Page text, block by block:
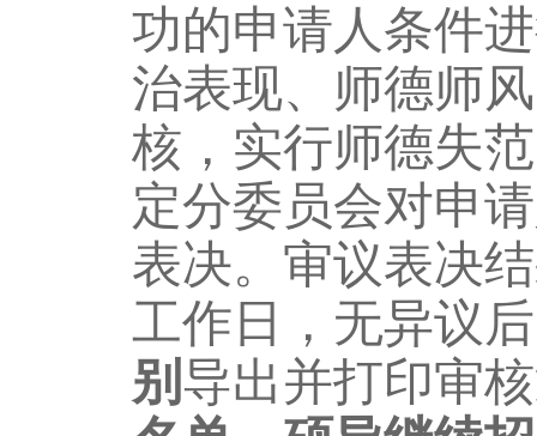
功的申请人条件
治表现、师德师
核，实行师德失范
定分委员会对申
表决。审议表决
工作日，无异议
别 导出并打印审